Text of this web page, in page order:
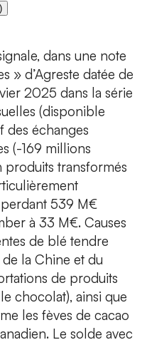
)
dans une note
» d’Agreste datée de
2025 dans la série
(disponible
des échanges
(-169 millions
produits transformés
539 M€
à 33 M€. Causes
de blé tendre
la Chine et du
de produits
chocolat), ainsi que
les fèves de cacao
Le solde avec